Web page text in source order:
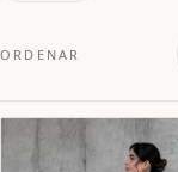
ORDENAR